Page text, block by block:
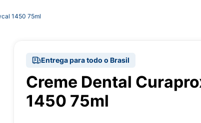
1450 75ml
Entrega para todo o Brasil
Creme Dental
1450 75ml